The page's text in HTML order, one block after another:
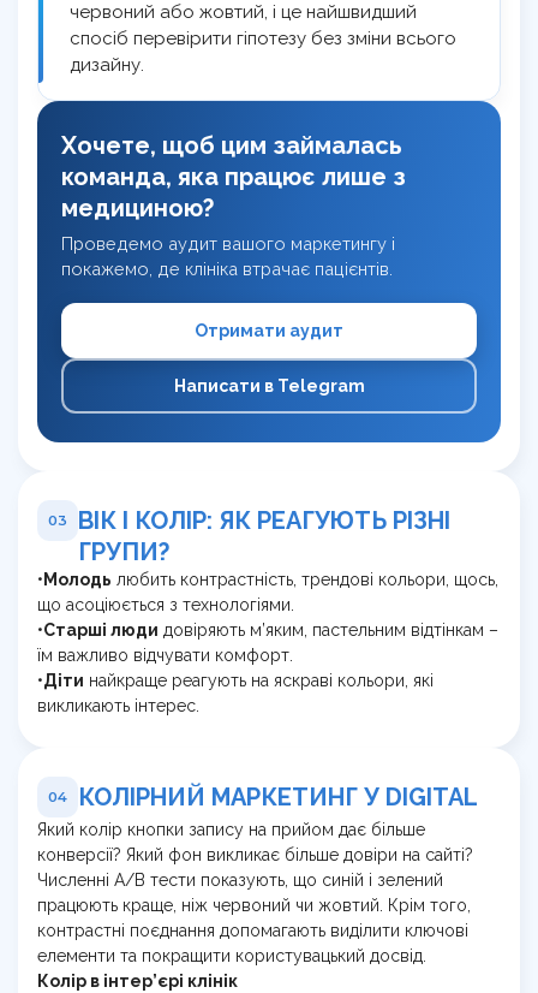
червоний або жовтий, і це найшвидший
спосіб перевірити гіпотезу без зміни всього
дизайну.
Хочете, щоб цим займалась
команда, яка працює лише з
медициною?
Проведемо аудит вашого маркетингу і
покажемо, де клініка втрачає пацієнтів.
Отримати аудит
Написати в Telegram
03
ВІК І КОЛІР: ЯК РЕАГУЮТЬ РІЗНІ
ГРУПИ?
• Молодь любить контрастність, трендові кольори, щось,
що асоціюється з технологіями.
•Старші люди довіряють м’яким, пастельним відтінкам –
їм важливо відчувати комфорт.
•Діти найкраще реагують на яскраві кольори, які
викликають інтерес.
04 КОЛІРНИЙ МАРКЕТИНГ У DIGITAL
Який колір кнопки запису на прийом дає більше
конверсії? Який фон викликає більше довіри на сайті?
Численні A/B тести показують, що синій і зелений
працюють краще, ніж червоний чи жовтий. Крім того,
контрастні поєднання допомагають виділити ключові
елементи та покращити користувацький досвід.
Колір в інтер’єрі клінік